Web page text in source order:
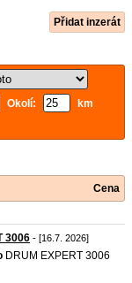
Přidat inzerát
Okolí:
km
Cena
3006 - [16.7. 2026]
DRUM EXPERT 3006